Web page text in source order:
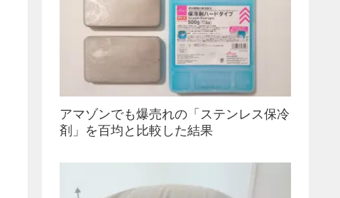
アマゾンでも爆売れの「ステンレス保冷
剤」を百均と比較した結果